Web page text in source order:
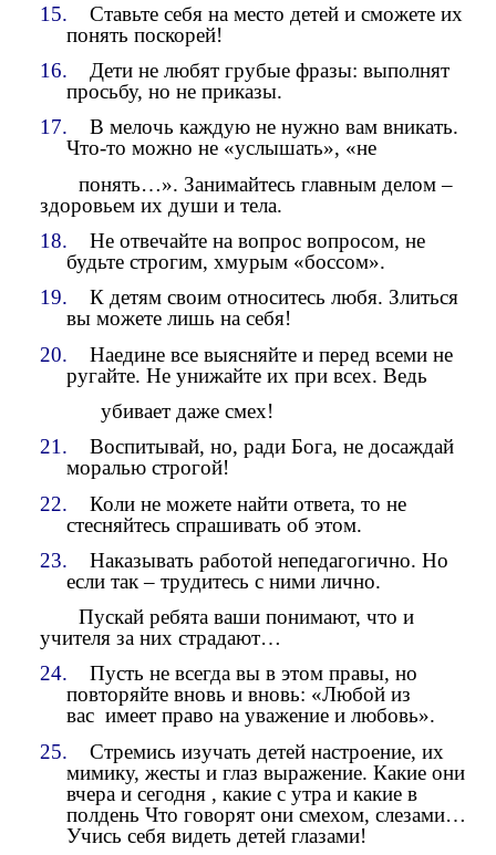
15.
Ставьте себя на место детей и сможете их
понять поскорей!
16.
Дети не любят грубые фразы: выполнят
просьбу, но не приказы.
17.
В мелочь каждую не нужно вам вникать.
Что-то можно не «услышать», «не
понять…». Занимайтесь главным делом –
здоровьем их души и тела.
18.
Не отвечайте на вопрос вопросом, не
будьте строгим, хмурым «боссом».
19.
К детям своим относитесь любя. Злиться
вы можете лишь на себя!
20.
Наедине все выясняйте и перед всеми не
ругайте. Не унижайте их при всех. Ведь
убивает даже смех!
21.
Воспитывай, но, ради Бога, не досаждай
моралью строгой!
22.
Коли не можете найти ответа, то не
стесняйтесь спрашивать об этом.
23.
Наказывать работой непедагогично. Но
если так – трудитесь с ними лично.
Пускай ребята ваши понимают, что и
учителя за них страдают…
24.
Пусть не всегда вы в этом правы, но
повторяйте вновь и вновь: «Любой из
вас имеет право на уважение и любовь».
25.
Стремись изучать детей настроение, их
мимику, жесты и глаз выражение. Какие они
вчера и сегодня , какие с утра и какие в
полдень Что говорят они смехом, слезами…
Учись себя видеть детей глазами!